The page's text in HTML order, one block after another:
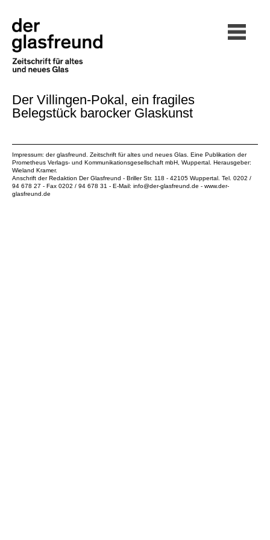
Der Villingen-Pokal, ein fragiles
Belegstück barocker Glaskunst
Impressum: der glasfreund. Zeitschrift für altes und neues Glas. Eine Publikation der
Prometheus Verlags- und Kommunikationsgesellschaft mbH , Wuppertal. Herausgeber:
Wieland Kramer.
Anschrift der Redaktion Der Glasfreund - Briller Str. 118 - 42105 Wuppertal. Tel. 0202 /
94 678 27 - Fax 0202 / 94 678 31 - E-Mail: info@der-glasfreund.de - www.der-
glasfreund.de